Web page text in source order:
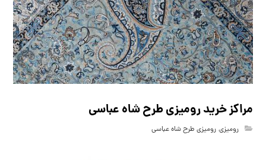
مراکز خرید رومیزی طرح شاه عباسی
رومیزی,رومیزی طرح شاه عباسی